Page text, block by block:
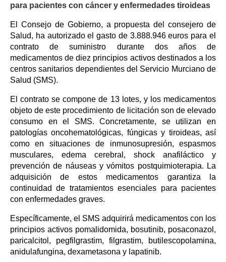
para pacientes con cáncer y enfermedades tiroideas
El Consejo de Gobierno, a propuesta del consejero de
Salud, ha autorizado el gasto de 3.888.946 euros para el
contrato de suministro durante dos años de
medicamentos de diez principios activos destinados a los
centros sanitarios dependientes del Servicio Murciano de
Salud (SMS).
El contrato se compone de 13 lotes, y los medicamentos
objeto de este procedimiento de licitación son de elevado
consumo en el SMS. Concretamente, se utilizan en
patologías oncohematológicas, fúngicas y tiroideas, así
como en situaciones de inmunosupresión, espasmos
musculares, edema cerebral, shock anafiláctico y
prevención de náuseas y vómitos postquimioterapia. La
adquisición de estos medicamentos garantiza la
continuidad de tratamientos esenciales para pacientes
con enfermedades graves.
Específicamente, el SMS adquirirá medicamentos con los
principios activos pomalidomida, bosutinib, posaconazol,
paricalcitol, pegfilgrastim, filgrastim, butilescopolamina,
anidulafungina, dexametasona y lapatinib.